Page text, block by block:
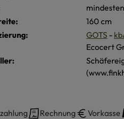
160 cm
GOTS -
Ecocert
Rechnung Vorkasse